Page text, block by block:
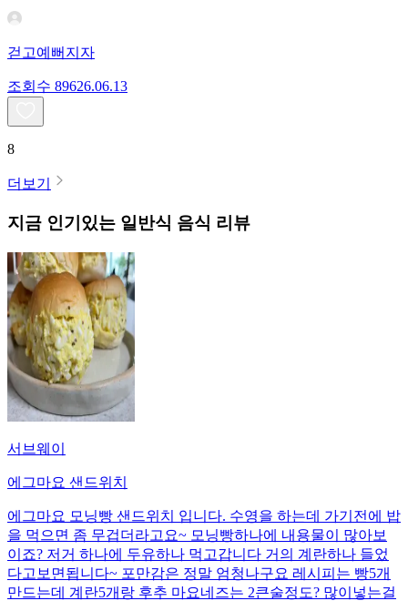
걷고예뻐지자
조회수 89626.06.13
8
더보기
지금 인기있는 일반식 음식 리뷰
서브웨이
에그마요 샌드위치
에그마요 모닝빵 샌드위치 입니다. 수영을 하는데 가기전에 밥
을 먹으면 좀 무겁더라고요~ 모닝빵하나에 내용물이 많아보
이죠? 저거 하나에 두유하나 먹고갑니다 거의 계란하나 들었
다고보면됩니다~ 포만감은 정말 엄청나구요 레시피는 빵5개
만드는데 계란5개랑 후추 마요네즈는 2큰술정도? 많이넣는걸